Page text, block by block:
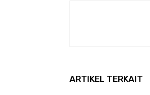
ARTIKEL TERKAIT